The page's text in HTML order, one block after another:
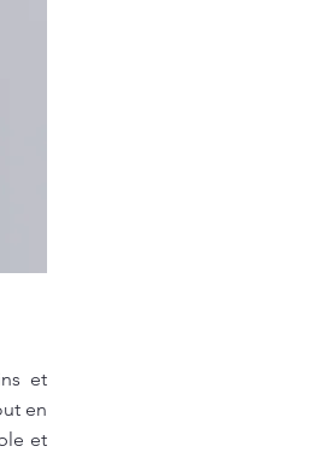
et
en
et